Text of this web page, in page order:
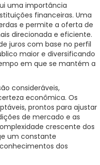
uma importância
financeiras. Uma
e permite a oferta de
direcionada e eficiente.
juros com base no perfil
maior e diversificando
em que se mantém a
consideráveis,
econômica. Os
prontos para ajustar
de mercado e as
crescente dos
um constante
dos